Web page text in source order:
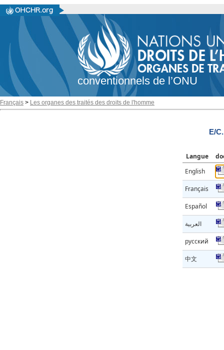
conventionnels de l’ONU
Français > Les organes des traités des droits de l'homme
E/
Langue
English
Français
Español
العربية
русский
中文